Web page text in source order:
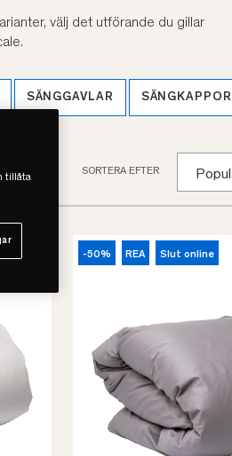
välj det utförande du gillar
SÄNGGAVLAR SÄNGKAPPOR
SORTERA EFTER
-50% REA Slut online
tillåta